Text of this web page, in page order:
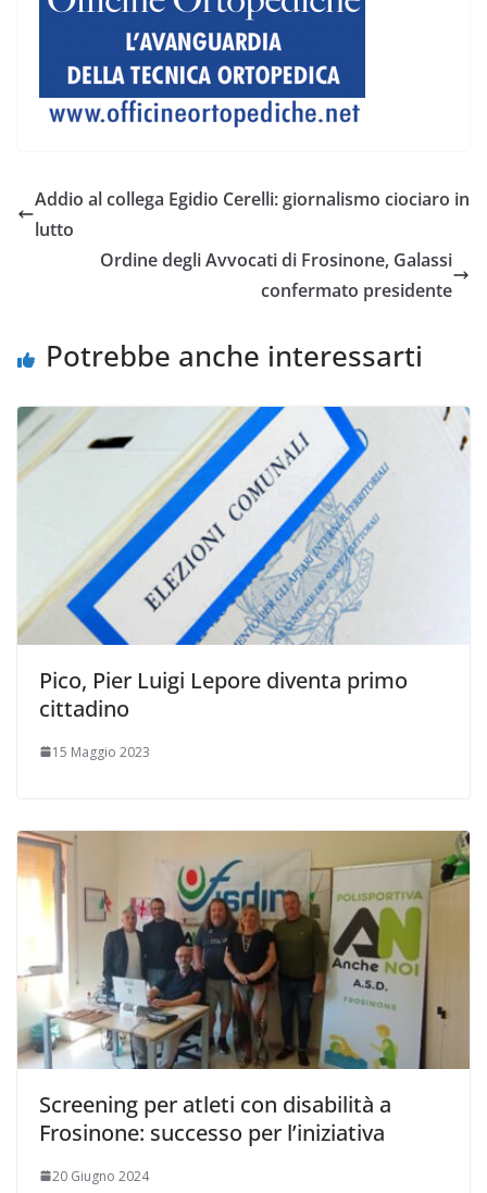
Addio al collega Egidio Cerelli: giornalismo ciociaro in
lutto
Ordine degli Avvocati di Frosinone, Galassi
confermato presidente
Potrebbe anche interessarti
Pico, Pier Luigi Lepore diventa primo
cittadino
15 Maggio 2023
Screening per atleti con disabilità a
Frosinone: successo per l’iniziativa
20 Giugno 2024